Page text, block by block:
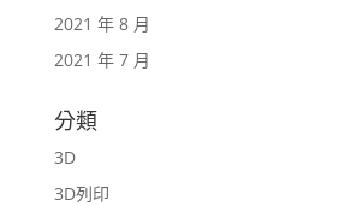
2021 年 8 月
2021 年 7 月
分類
3D
3D列印